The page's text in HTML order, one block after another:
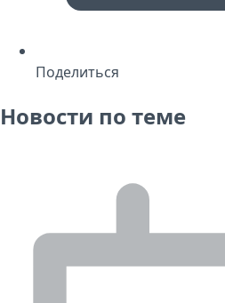
Поделиться
Новости по теме